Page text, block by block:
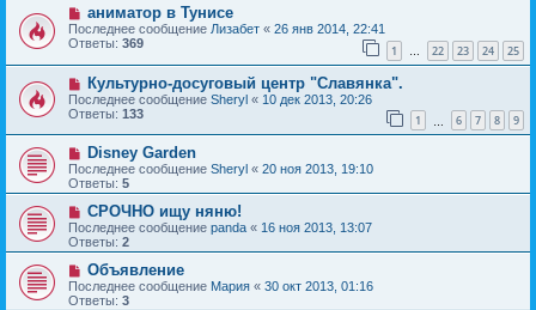
аниматор в Тунисе
Последнее сообщение Лизабет « 26 янв 2014, 22:41
Ответы: 369 1 … 22 23 24 25
Культурно-досуговый центр "Славянка".
Последнее сообщение Sheryl « 10 дек 2013, 20:26
Ответы: 133 1 6 7 8 9
Disney Garden
Последнее сообщение Sheryl « 20 ноя 2013, 19:10
Ответы: 5
СРОЧНО ищу няню!
Последнее сообщение panda « 16 ноя 2013, 13:07
Ответы: 2
Объявление
Последнее сообщение Мария « 30 окт 2013, 01:16
Ответы: 3